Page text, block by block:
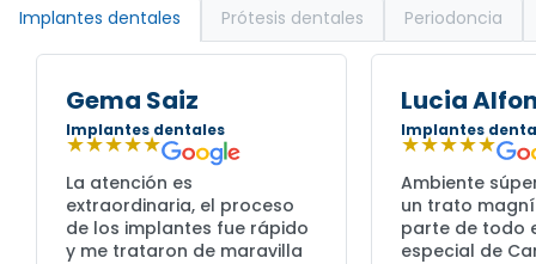
Implantes dentales Prótesis dentales Periodoncia
Gema Saiz
Implantes dentales
★★★★★
La atención es
extraordinaria, el proceso
de los implantes fue rápido
y me trataron de maravilla
Lucia
Implantes
★★★★★
Ambiente
un trato
parte de todo
especial de